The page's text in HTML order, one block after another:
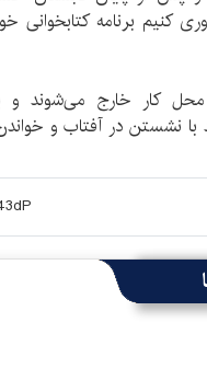
کنیم برنامه کتابخوانی
کار خارج می‌شوند و با
با نشستن در آفتاب و